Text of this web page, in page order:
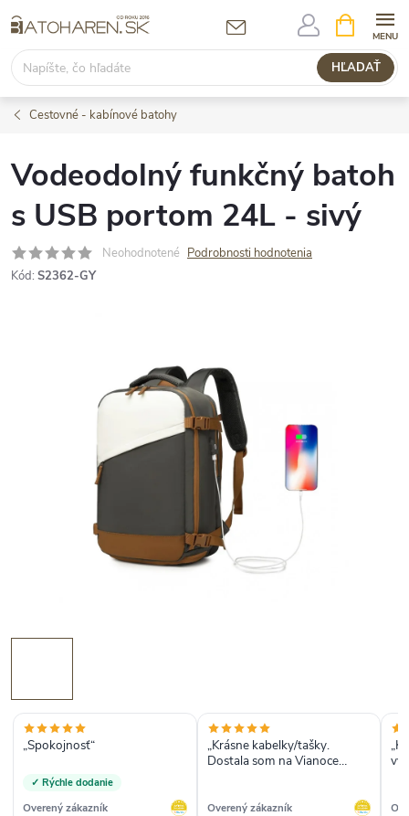
na
obsah
HĽADAŤ
KOŠÍK
Cestovné - kabínové batohy
Vodeodolný funkčný batoh
s USB portom 24L - sivý
Neohodnotené Podrobnosti hodnotenia
Kód: S2362-GY
„Spokojnosť“
✓ Rýchle dodanie
Overený zákazník
„Krásne kabelky/tašky.
Dostala som na Vianoce
som si objednala ešte ďalšie
Overený zákazník